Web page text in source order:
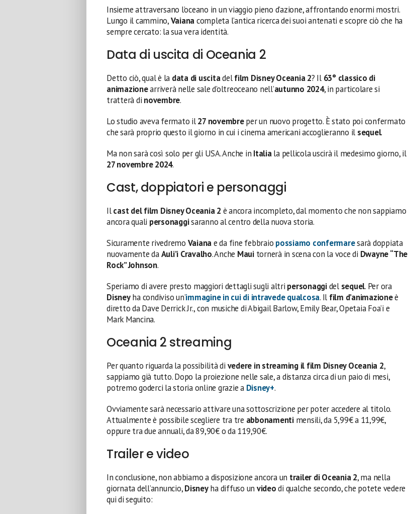
Insieme attraversano l’oceano in un viaggio pieno d’azione, affrontando enormi mostri.
Lungo il cammino,Vaianacompleta l’antica ricerca dei suoi antenati e scopre ciò che ha
sempre cercato: la sua vera identità.
Data di uscita di Oceania 2
Detto ciò, qual è la data di uscitadelfilm Disney Oceania 2? Il 63° classico di
animazionearriverà nelle sale d’oltreoceano nell’autunno 2024, in particolare si
tratterà di novembre.
Lo studio aveva fermato il27 novembreper un nuovo progetto. È stato poi confermato
che sarà proprio questo il giorno in cui i cinema americani accoglieranno il sequel.
Ma non sarà così solo per gli USA. Anche in Italiala pellicola uscirà il medesimo giorno, il
27 novembre 2024.
Cast, doppiatori e personaggi
Ilcast del film Disney Oceania 2 è ancora incompleto, dal momento che non sappiamo
ancora quali personaggisaranno al centro della nuova storia.
Sicuramente rivedremo Vaianae da fine febbraio possiamo confermaresarà doppiata
nuovamente daAuli’i Cravalho. Anche Mauitornerà in scena con la voce di Dwayne “The
Rock” Johnson.
Speriamo di avere presto maggiori dettagli sugli altri personaggidel sequel. Per ora
Disneyha condiviso un’immagine in cui di intravede qualcosa. Il film d’animazioneè
diretto da Dave Derrick Jr., con musiche di Abigail Barlow, Emily Bear, Opetaia Foa’i e
Mark Mancina.
Oceania 2 streaming
Per quanto riguarda la possibilità di vedere in streaming il film Disney Oceania 2,
sappiamo già tutto. Dopo la proiezione nelle sale, a distanza circa di un paio di mesi,
potremo goderci la storia online grazie aDisney+.
Ovviamente sarà necessario attivare una sottoscrizione per poter accedere al titolo.
Attualmente è possibile scegliere tra tre abbonamentimensili, da 5,99€ a 11,99€,
oppure tra due annuali, da 89,90€ o da 119,90€.
Trailer e video
In conclusione, non abbiamo a disposizione ancora un trailer di Oceania 2, ma nella
giornata dell’annuncio,Disneyha diffuso un videodi qualche secondo, che potete vedere
qui di seguito: